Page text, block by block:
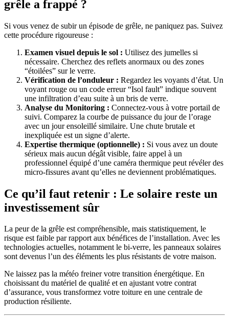
grêle a frappé ?
Si vous venez de subir un épisode de grêle, ne paniquez pas. Suivez
cette procédure rigoureuse :
Examen visuel depuis le sol : Utilisez des jumelles si
nécessaire. Cherchez des reflets anormaux ou des zones
“étoilées” sur le verre.
Vérification de l’onduleur : Regardez les voyants d’état. Un
voyant rouge ou un code erreur “Isol fault” indique souvent
une infiltration d’eau suite à un bris de verre.
Analyse du Monitoring : Connectez-vous à votre portail de
suivi. Comparez la courbe de puissance du jour de l’orage
avec un jour ensoleillé similaire. Une chute brutale et
inexpliquée est un signe d’alerte.
Expertise thermique (optionnelle) : Si vous avez un doute
sérieux mais aucun dégât visible, faire appel à un
professionnel équipé d’une caméra thermique peut révéler des
micro-fissures avant qu’elles ne deviennent problématiques.
Ce qu’il faut retenir : Le solaire reste un
investissement sûr
La peur de la grêle est compréhensible, mais statistiquement, le
risque est faible par rapport aux bénéfices de l’installation. Avec les
technologies actuelles, notamment le bi-verre, les panneaux solaires
sont devenus l’un des éléments les plus résistants de votre maison.
Ne laissez pas la météo freiner votre transition énergétique. En
choisissant du matériel de qualité et en ajustant votre contrat
d’assurance, vous transformez votre toiture en une centrale de
production résiliente.